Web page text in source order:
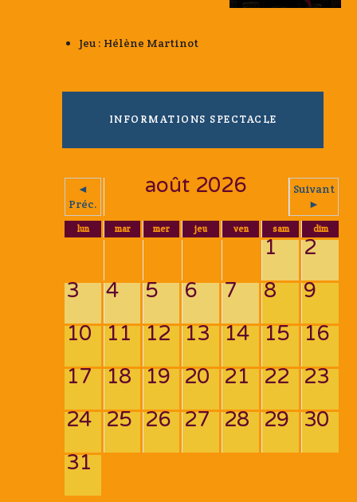
Jeu : Hélène Martinot
INFORMATIONS SPECTACLE
◄
Préc.
août 2026
Suivant
►
lun mar mer jeu ven sam dim
1
2
3
4 5 6 7 8
9
10 11 12 13 14 15 16
17 18 19 20 21 22 23
24 25 26 27 28 29 30
31